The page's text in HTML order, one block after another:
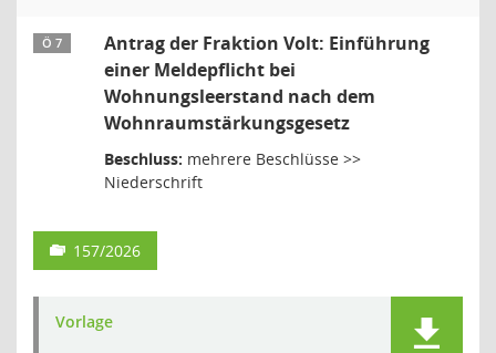
Ö 7
Antrag der Fraktion Volt: Einführung
einer Meldepflicht bei
Wohnungsleerstand nach dem
Wohnraumstärkungsgesetz
Beschluss: mehrere Beschlüsse >>
Niederschrift
157/2026
Vorlage